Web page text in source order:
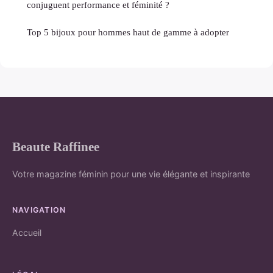
conjuguent performance et féminité ?
Top 5 bijoux pour hommes haut de gamme à adopter
Beaute Raffinee
Votre magazine féminin pour une vie élégante et inspirante
NAVIGATION
Accueil